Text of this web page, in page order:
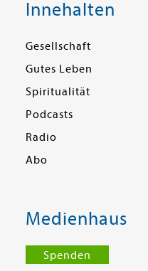
Innehalten
Gesellschaft
Gutes Leben
Spiritualität
Podcasts
Radio
Abo
Medienhaus
Spenden